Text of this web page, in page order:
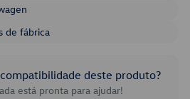
de fábrica
deste produto?
está pronta para ajudar!